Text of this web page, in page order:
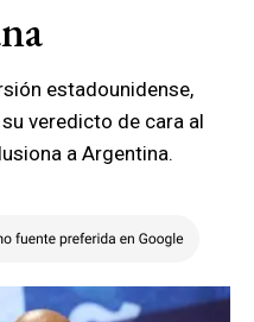
estadounidense,
veredicto de cara al
a Argentina.